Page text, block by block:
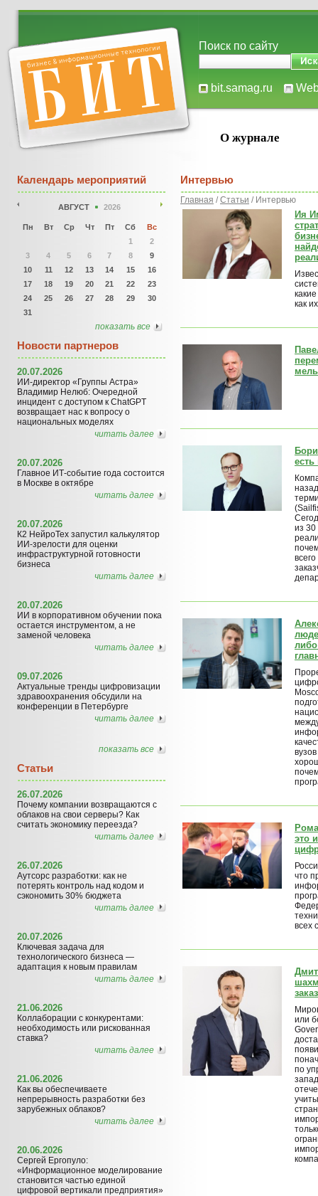
Поиск по сайту
bit.samag.ru
О журнале
Календарь мероприятий
АВГУСТ 2026
Пн Вт Ср Чт Пт Сб
Вс
1
2
3
4 5 6 7 8
9
10
11 12 13 14 15
16
17
18 19 20 21 22
23
24
25 26 27 28 29
30
31
показать все
Новости партнеров
20.07.2026
ИИ-директор «Группы Астра»
Владимир Нелюб: Очередной
инцидент с доступом к ChatGPT
возвращает нас к вопросу о
национальных моделях
читать далее
20.07.2026
Главное ИТ-событие года состоится
в Москве в октябре
читать далее
20.07.2026
К2 НейроТех запустил калькулятор
ИИ-зрелости для оценки
инфраструктурной готовности
бизнеса
читать далее
20.07.2026
ИИ в корпоративном обучении пока
остается инструментом, а не
заменой человека
читать далее
09.07.2026
Актуальные тренды цифровизации
здравоохранения обсудили на
конференции в Петербурге
читать далее
показать все
Статьи
26.07.2026
Почему компании возвращаются с
облаков на свои серверы? Как
считать экономику переезда?
читать далее
26.07.2026
Аутсорс разработки: как не
потерять контроль над кодом и
сэкономить 30% бюджета
читать далее
20.07.2026
Ключевая задача для
технологического бизнеса —
адаптация к новым правилам
читать далее
21.06.2026
Коллаборации с конкурентами:
необходимость или рискованная
ставка?
читать далее
21.06.2026
Как вы обеспечиваете
непрерывность разработки без
зарубежных облаков?
читать далее
20.06.2026
Сергей Ергопуло:
«Информационное моделирование
становится частью единой
цифровой вертикали предприятия»
Интервью
Главная /Статьи / Интервью
Ия
как
из 30
это
что
всех
или
по